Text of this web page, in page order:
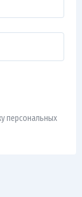
персональных